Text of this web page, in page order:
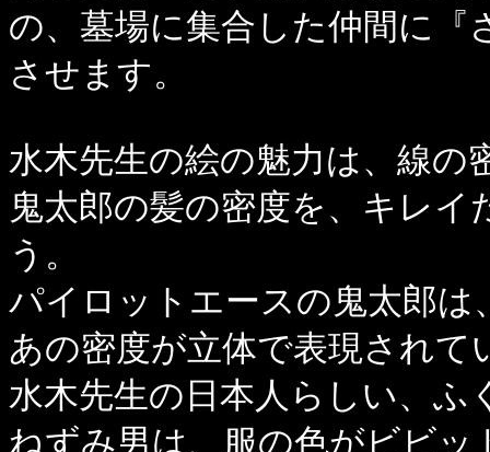
の、墓場に集合した仲間に『
させます。
水木先生の絵の魅力は、線の
鬼太郎の髪の密度を、キレ
う。
パイロットエースの鬼太郎
あの密度が立体で表現されて
水木先生の日本人らしい、ふ
ねずみ男は、服の色がビビッ